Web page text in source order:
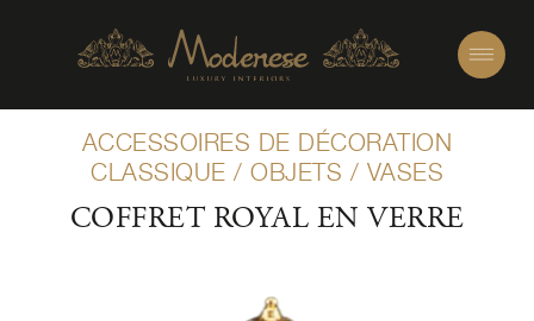
ACCESSOIRES DE DÉCORATION
CLASSIQUE / OBJETS / VASES
COFFRET ROYAL EN VERRE